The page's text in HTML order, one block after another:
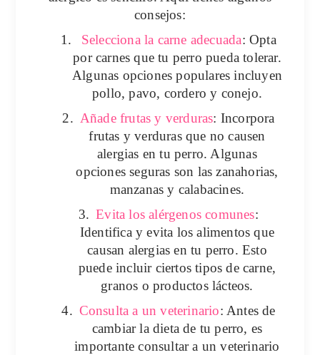
consejos:
1.
Selecciona la carne adecuada: Opta
por carnes que tu perro pueda tolerar.
Algunas opciones populares incluyen
pollo, pavo, cordero y conejo.
2. Añade frutas y verduras: Incorpora
frutas y verduras que no causen
alergias en tu perro. Algunas
opciones seguras son las zanahorias,
manzanas y calabacines.
3. Evita los alérgenos comunes:
Identifica y evita los alimentos que
causan alergias en tu perro. Esto
puede incluir ciertos tipos de carne,
granos o productos lácteos.
4. Consulta a un veterinario: Antes de
cambiar la dieta de tu perro, es
importante consultar a un veterinario